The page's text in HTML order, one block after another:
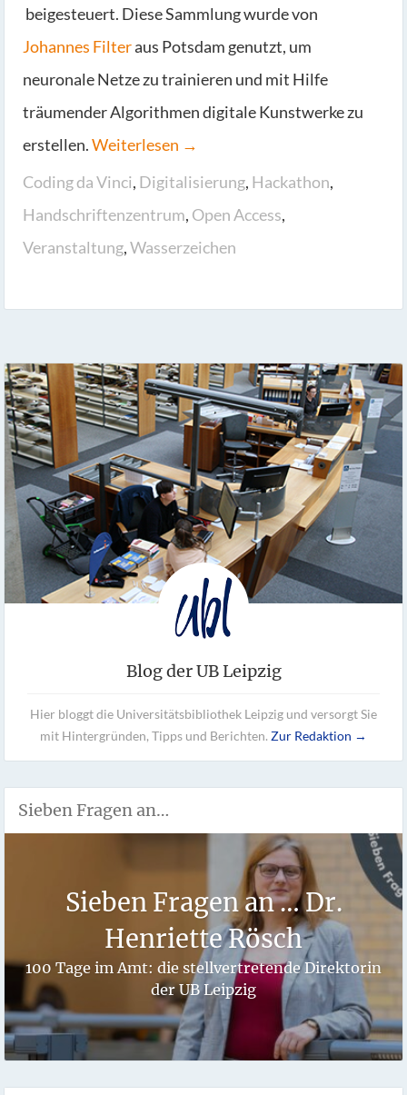
beigesteuert. Diese Sammlung wurde von
Johannes Filteraus Potsdam genutzt, um
neuronale Netze zu trainieren und mit Hilfe
träumender Algorithmen digitale Kunstwerke zu
erstellen.Weiterlesen →
Coding da Vinci, Digitalisierung, Hackathon,
Handschriftenzentrum, Open Access,
Veranstaltung,Wasserzeichen
Blog der UB Leipzig
Hier bloggt die Universitätsbibliothek Leipzig und versorgt Sie
mit Hintergründen, Tipps und Berichten. Zur Redaktion →
Sieben Fragen an…
Sieben Fragen an … Dr.
Henriette Rösch
100 Tage im Amt: die stellvertretende Direktorin
der UB Leipzig